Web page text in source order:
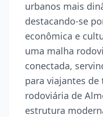
urbanos mais
destacando-se
econômica e
uma malha
conectada,
para viajantes de
rodoviária de
estrutura